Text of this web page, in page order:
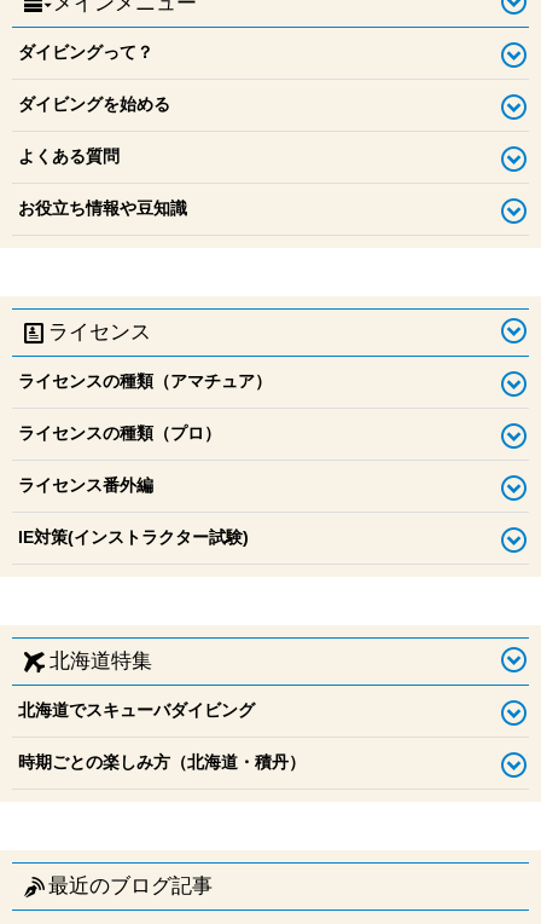
ダイビングって？
ダイビングを始める
よくある質問
お役立ち情報や豆知識
ライセンス
ライセンスの種類（アマチュア）
ライセンスの種類（プロ）
ライセンス番外編
IE対策(インストラクター試験)
北海道特集
北海道でスキューバダイビング
北海道のダイビングは年中ドライスーツ？夏はウェットの時期
もある？
時期ごとの楽しみ方（北海道・積丹）
最近のブログ記事